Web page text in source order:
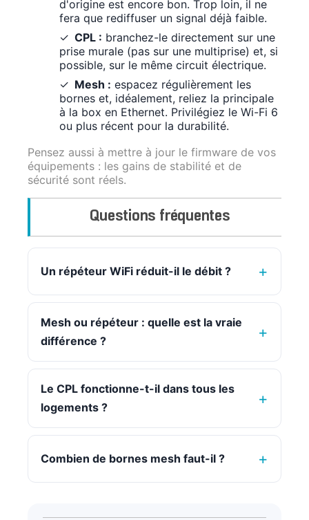
d'origine est encore bon. Trop loin, il ne
fera que rediffuser un signal déjà faible.
CPL : branchez-le directement sur une
prise murale (pas sur une multiprise) et, si
possible, sur le même circuit électrique.
Mesh : espacez régulièrement les
bornes et, idéalement, reliez la principale
à la box en Ethernet. Privilégiez le Wi-Fi 6
ou plus récent pour la durabilité.
Pensez aussi à mettre à jour le firmware de vos
équipements : les gains de stabilité et de
sécurité sont réels.
Questions fréquentes
Un répéteur WiFi réduit-il le débit ?
Mesh ou répéteur : quelle est la vraie
différence ?
Le CPL fonctionne-t-il dans tous les
logements ?
Combien de bornes mesh faut-il ?